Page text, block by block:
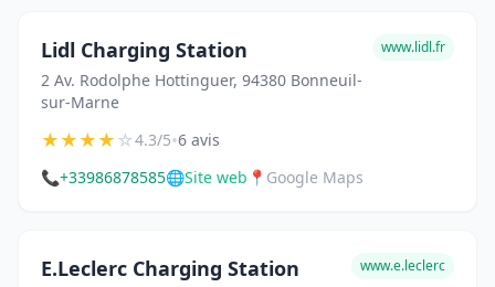
Lidl Charging Station
2 Av. Rodolphe Hottinguer, 94380 Bonneuil-
sur-Marne
www.lidl.fr
★★★★☆4.3/5•6 avis
📞+33986878585🌐Site web 📍 Google Maps
E.Leclerc Charging Station www.e.leclerc